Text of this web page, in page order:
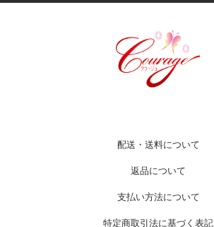
配送・送料について
返品について
支払い方法について
特定商取引法に基づく表記